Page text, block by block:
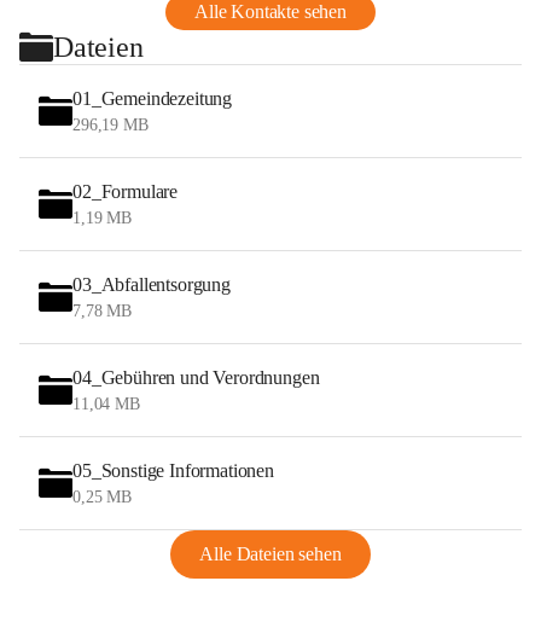
Alle Kontakte sehen
Dateien
01_Gemeindezeitung
296,19 MB
02_Formulare
1,19 MB
03_Abfallentsorgung
7,78 MB
04_Gebühren und Verordnungen
11,04 MB
05_Sonstige Informationen
0,25 MB
Alle Dateien sehen